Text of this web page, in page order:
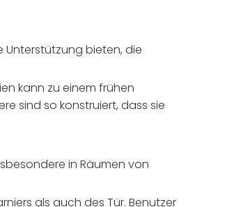
Unterstützung bieten, die
kann zu einem frühen
sind so konstruiert, dass sie
in Räumen von
als auch des Tür. Benutzer